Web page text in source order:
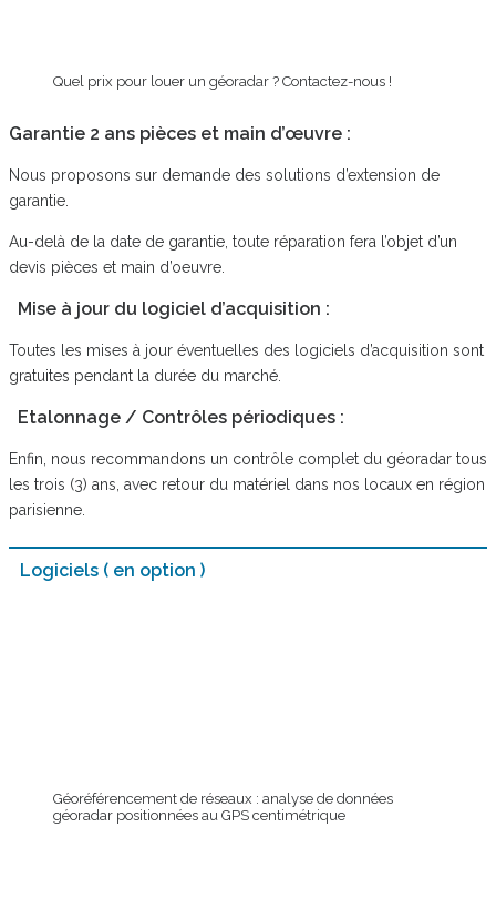
Quel prix pour louer un géoradar ? Contactez-nous !
Garantie 2 ans pièces et main d’œuvre :
Nous proposons sur demande des solutions d’extension de
garantie.
Au-delà de la date de garantie, toute réparation fera l’objet d’un
devis pièces et main d’oeuvre.
Mise à jour du logiciel d’acquisition :
Toutes les mises à jour éventuelles des logiciels d’acquisition sont
gratuites pendant la durée du marché.
Etalonnage / Contrôles périodiques :
Enfin, nous recommandons un contrôle complet du géoradar tous
les trois (3) ans, avec retour du matériel dans nos locaux en région
parisienne.
Logiciels ( en option )
Géoréférencement de réseaux : analyse de données
géoradar positionnées au GPS centimétrique